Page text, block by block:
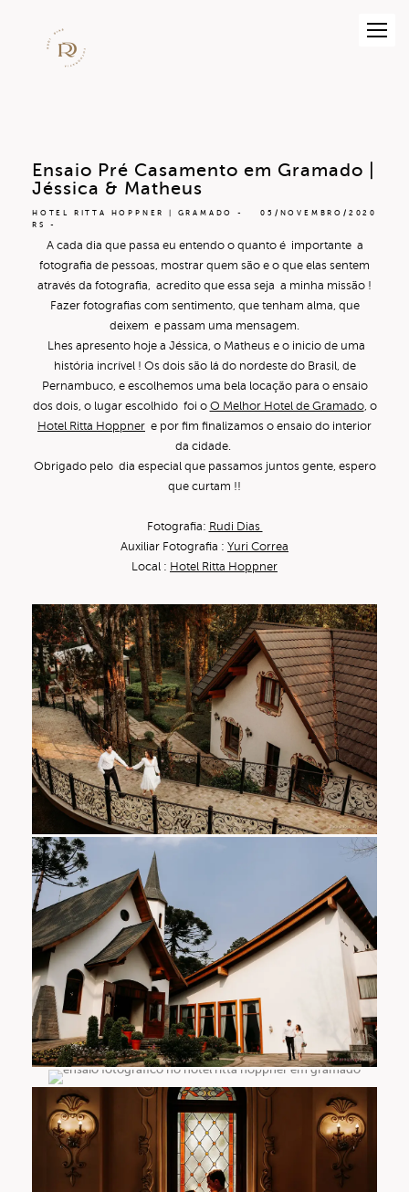
HOTEL RITTA HOPPNER | GRAMADO -
RS
05/NOVEMBRO/2020
Ensaio Pré Casamento em Gramado |
Jéssica & Matheus
A cada dia que passa eu entendo o quanto é importante a
fotografia de pessoas, mostrar quem são e o que elas sentem
através da fotografia, acredito que essa seja a minha missão !
Fazer fotografias com sentimento, que tenham alma, que
deixem e passam uma mensagem.
Lhes apresento hoje a Jéssica, o Matheus e o inicio de uma
história incrível ! Os dois são lá do nordeste do Brasil, de
Pernambuco, e escolhemos uma bela locação para o ensaio
dos dois, o lugar escolhido foi o O Melhor Hotel de Gramado, o
Hotel Ritta Hoppner e por fim finalizamos o ensaio do interior
da cidade.
Obrigado pelo dia especial que passamos juntos gente, espero
que curtam !!
Fotografia: Rudi Dias
Auxiliar Fotografia : Yuri Correa
Local : Hotel Ritta Hoppner